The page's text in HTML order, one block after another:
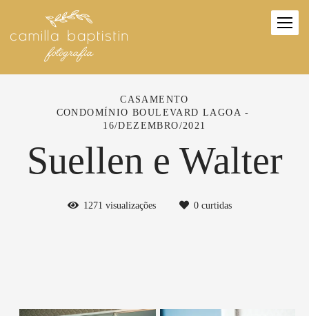
CASAMENTO
CONDOMÍNIO BOULEVARD LAGOA
16/DEZEMBRO/2021
Suellen e Walter
1271 visualizações 0curtidas